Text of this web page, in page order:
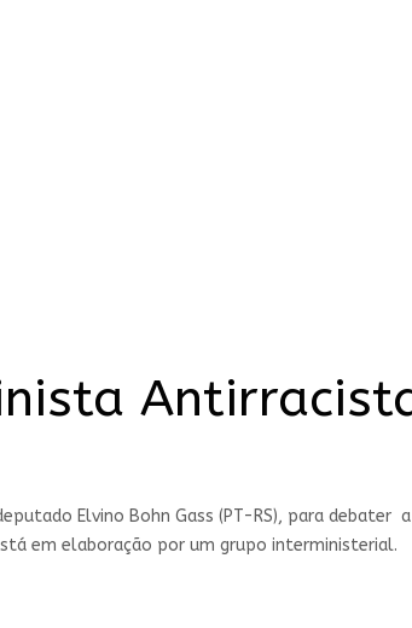
Elvino Bohn Gass (PT-RS), para debater
em elaboração por um grupo interministerial.